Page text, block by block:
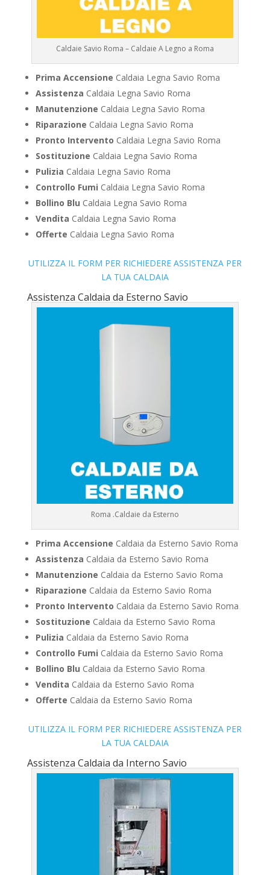
Caldaie Savio Roma – Caldaie A Legno a Roma
Prima Accensione Caldaia Legna Savio Roma
Assistenza Caldaia Legna Savio Roma
Manutenzione Caldaia Legna Savio Roma
Riparazione Caldaia Legna Savio Roma
Pronto Intervento Caldaia Legna Savio Roma
Sostituzione Caldaia Legna Savio Roma
Pulizia Caldaia Legna Savio Roma
Controllo Fumi Caldaia Legna Savio Roma
Bollino Blu Caldaia Legna Savio Roma
Vendita Caldaia Legna Savio Roma
Offerte Caldaia Legna Savio Roma
UTILIZZA IL FORM PER RICHIEDERE ASSISTENZA PER
LA TUA CALDAIA
Assistenza Caldaia da Esterno Savio
Roma .Caldaie da Esterno
Prima Accensione Caldaia da Esterno Savio Roma
Assistenza Caldaia da Esterno Savio Roma
Manutenzione Caldaia da Esterno Savio Roma
Riparazione Caldaia da Esterno Savio Roma
Pronto Intervento Caldaia da Esterno Savio Roma
Sostituzione Caldaia da Esterno Savio Roma
Pulizia Caldaia da Esterno Savio Roma
Controllo Fumi Caldaia da Esterno Savio Roma
Bollino Blu Caldaia da Esterno Savio Roma
Vendita Caldaia da Esterno Savio Roma
Offerte Caldaia da Esterno Savio Roma
UTILIZZA IL FORM PER RICHIEDERE ASSISTENZA PER
LA TUA CALDAIA
Assistenza Caldaia da Interno Savio